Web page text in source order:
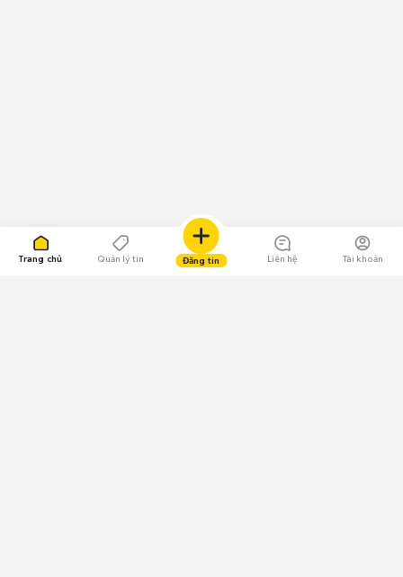
Trang chủ Quản lý tin Đăng tin Liên hệ Tài khoản